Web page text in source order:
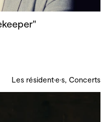
Les résident·e·s, Concerts